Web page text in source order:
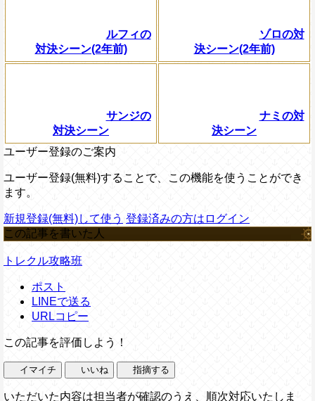
ルフィの
対決シーン(2年前)
ゾロの対
決シーン(2年前)
サンジの
対決シーン
ナミの対
決シーン
ユーザー登録のご案内
ユーザー登録(無料)することで、この機能を使うことができ
ます。
新規登録(無料)して使う 登録済みの方はログイン
この記事を書いた人
トレクル攻略班
ポスト
LINEで送る
URLコピー
この記事を評価しよう！
イマイチ いいね 指摘する
いただいた内容は担当者が確認のうえ、順次対応いたしま